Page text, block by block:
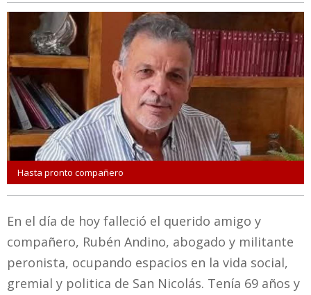
Hasta pronto compañero
En el día de hoy falleció el querido amigo y
compañero, Rubén Andino, abogado y militante
peronista, ocupando espacios en la vida social,
gremial y politica de San Nicolás. Tenía 69 años y